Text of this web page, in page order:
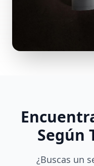
Según
¿Buscas un